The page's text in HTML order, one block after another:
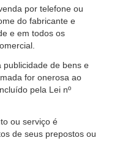
por telefone ou
do fabricante e
e em todos os
publicidade de bens e
for onerosa ao
pela Lei nº
ou serviço é
de seus prepostos ou